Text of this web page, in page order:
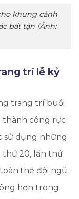
khung cảnh
bất tận (Ảnh:
trí lễ kỷ
trang trí buổi
thành công rực
sử dụng những
thứ 20, lần thứ
thể đội ngũ
hơn trong